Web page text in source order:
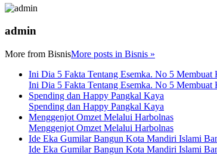
admin
More from BisnisMore posts in Bisnis »
Ini Dia 5 Fakta Tentang Esemka. No 5
Ini Dia 5 Fakta Tentang Esemka. No 5
Spending dan Happy Pangkal Kaya
Spending dan Happy Pangkal Kaya
Menggenjot Omzet Melalui Harbolnas
Menggenjot Omzet Melalui Harbolnas
Ide Eka Gumilar Bangun Kota Mandiri Islami
Ide Eka Gumilar Bangun Kota Mandiri Islami